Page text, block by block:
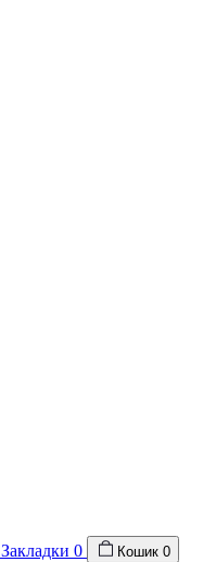
Закладки 0 Кошик 0